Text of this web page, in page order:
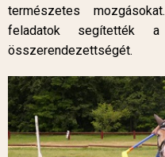
természetes
feladatok segítették
összerendezettségét.